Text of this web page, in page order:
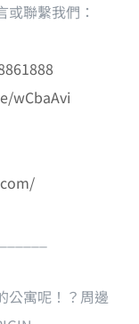
聯繫我們：
wCbaAvi
公寓呢！？周邊